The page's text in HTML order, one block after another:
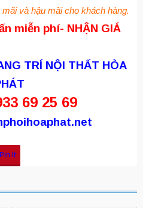
và hậu mãi cho khách hàng.
miễn phí- NHẬN GIÁ
TRÍ NỘI THẤT HÒA
69 25 69
Pin It